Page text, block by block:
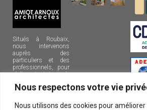
Nous respectons votre vie
Nous utilisons des cookies pour
Situés à Roubaix,
nous intervenons
auprès des
particuliers et des
professionnels, pour
réaliser tout type de
métropole lilloise et
France.